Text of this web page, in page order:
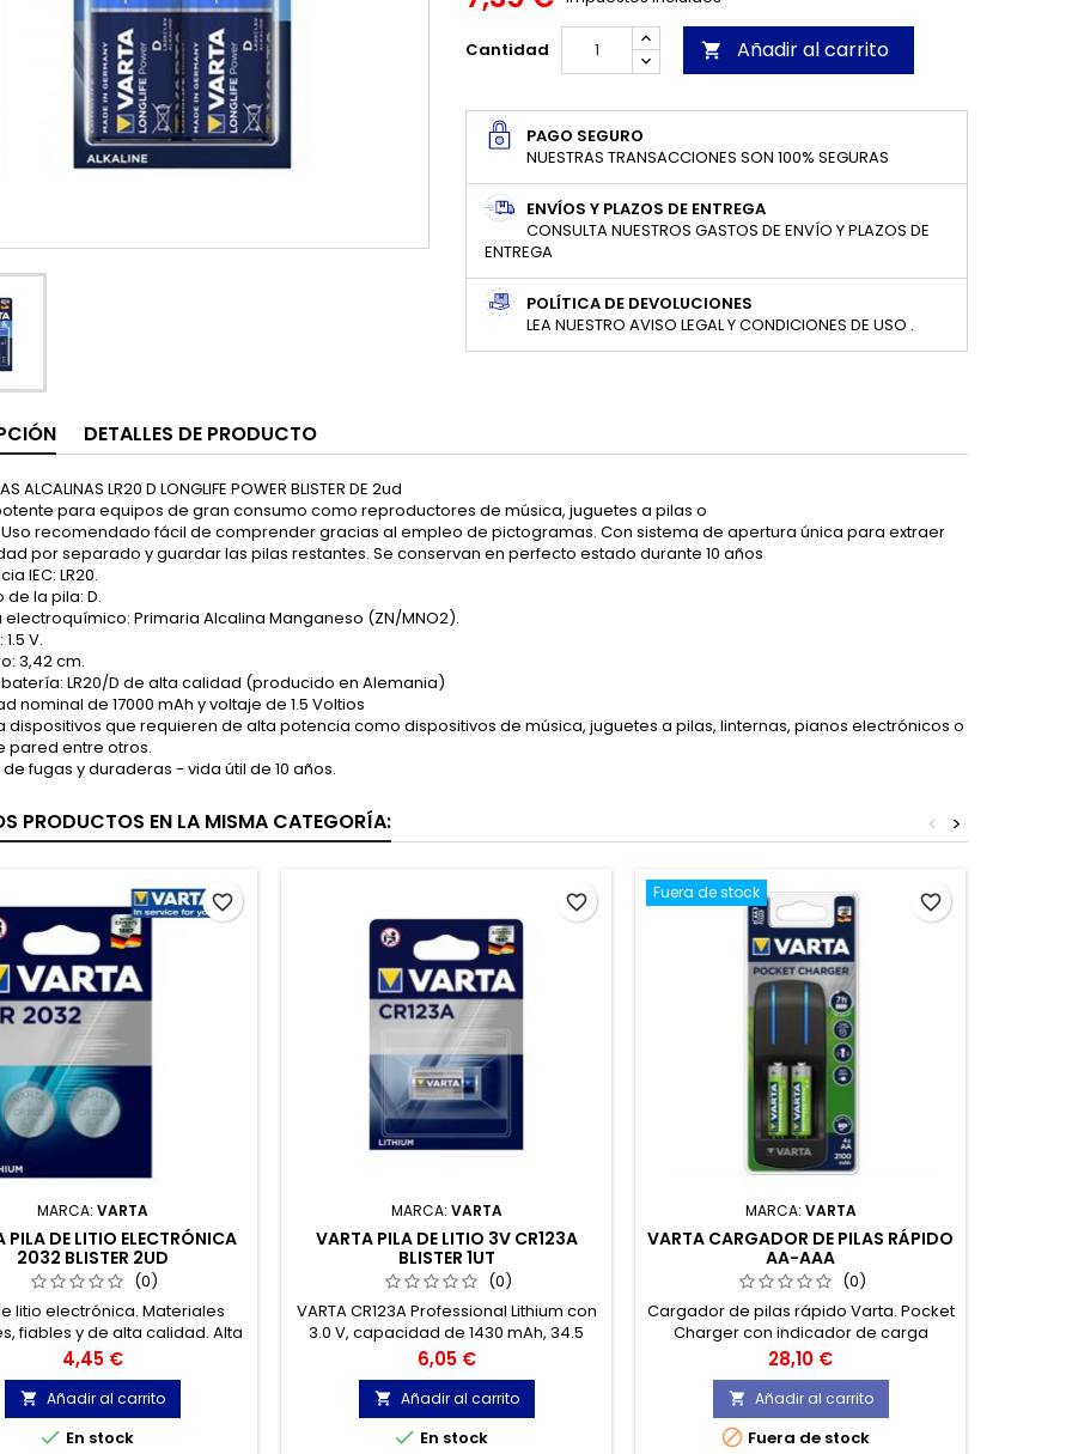
Cantidad  Añadir al carrito
PAGO SEGURO
NUESTRAS TRANSACCIONES SON 100% SEGURAS
ENVÍOS Y PLAZOS DE ENTREGA
CONSULTA NUESTROS GASTOS DE ENVÍO Y PLAZOS DE
ENTREGA
POLÍTICA DE DEVOLUCIONES
LEA NUESTRO AVISO LEGAL Y CONDICIONES DE USO .
DETALLES DE PRODUCTO
ALCALINAS LR20 D LONGLIFE POWER BLISTER DE 2ud
para equipos de gran consumo como reproductores de música, juguetes a pilas o
recomendado fácil de comprender gracias al empleo de pictogramas. Con sistema de apertura única para extraer
por separado y guardar las pilas restantes. Se conservan en perfecto estado durante 10 años
IEC: LR20.
la pila: D.
electroquímico: Primaria Alcalina Manganeso (ZN/MNO2).
V.
3,42 cm.
LR20/D de alta calidad (producido en Alemania)
nominal de 17000 mAh y voltaje de 1.5 Voltios
dispositivos que requieren de alta potencia como dispositivos de música, juguetes a pilas, linternas, pianos electrónicos o
pared entre otros.
fugas y duraderas - vida útil de 10 años.
PRODUCTOS EN LA MISMA CATEGORÍA: >
<
MARCA: VARTA
PILA DE LITIO ELECTRÓNICA
2032 BLISTER 2UD
(0)
litio electrónica. Materiales
fiables y de alta calidad. Alta
de energía, mínima
alta capacidad y
características de
distinguen esta celda de
calidad de varta.
Precio
4,45 €
 Añadir al carrito
 En stock
favorite_border
MARCA: VARTA
VARTA PILA DE LITIO 3V CR123A
BLISTER 1UT
(0)
VARTA CR123A Professional Lithium con
3.0 V, capacidad de 1430 mAh, 34.5
mm de altura x 17 mm de diámetro,
tecnología de litio para la mejor
solución de energía. También
conocidas como CR 17345
Precio
6,05 €
 Añadir al carrito
 En stock
favorite_border Fuera de stock
MARCA: VARTA
VARTA CARGADOR DE PILAS RÁPIDO
AA-AAA
(0)
Cargador de pilas rápido Varta. Pocket
Charger con indicador de carga
óptima y temporizador de seguridad.
Carga 2 o 4 pilas AA, AAA
simultaneamente.
Precio
28,10 €
 Añadir al carrito
 Fuera de stock
favorite_border